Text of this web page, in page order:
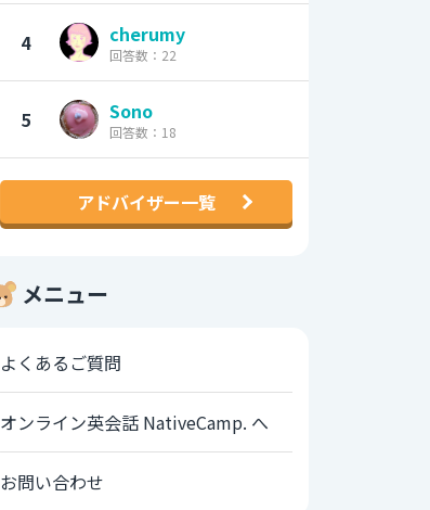
4 cherumy
回答数：22
5 Sono
回答数：18
アドバイザー一覧
メニュー
よくあるご質問
オンライン英会話 NativeCamp. へ
お問い合わせ